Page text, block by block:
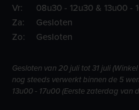
Vr:
08u30 - 12u30 & 13u00 -
Za:
Gesloten
Zo:
Gesloten
Gesloten van 20 juli tot 31 juli
nog steeds verwerkt binnen de 5
13u00 - 17u00 (Eerste zaterdag van